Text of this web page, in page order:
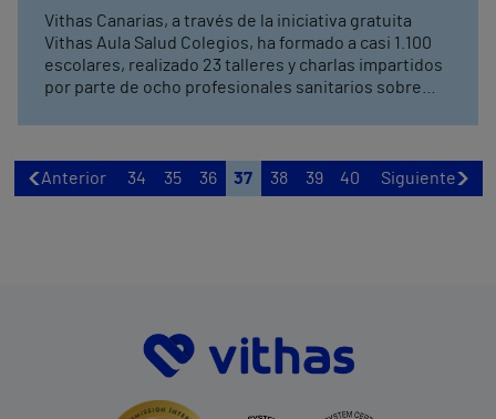
Vithas Canarias, a través de la iniciativa gratuita
Vithas Aula Salud Colegios, ha formado a casi 1.100
escolares, realizado 23 talleres y charlas impartidos
por parte de ocho profesionales sanitarios sobre
periodo en centros educativos situados en alguna
las 14 provincias donde está presente el grupo
Anterior 34 35 36 37 38 39 40 Siguiente